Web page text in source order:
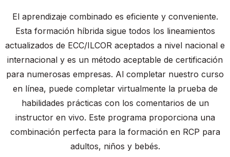
El aprendizaje combinado es eficiente y conveniente.
Esta formación híbrida sigue todos los lineamientos
actualizados de ECC/ILCOR aceptados a nivel nacional e
internacional y es un método aceptable de certificación
para numerosas empresas. Al completar nuestro curso
en línea, puede completar virtualmente la prueba de
habilidades prácticas con los comentarios de un
instructor en vivo. Este programa proporciona una
combinación perfecta para la formación en RCP para
adultos, niños y bebés.